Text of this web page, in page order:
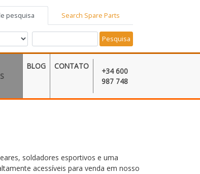
pesquisa Search Spare Parts
Pesquisa
BLOG CONTATO
+34 600
987 748
soldadores esportivos e uma
acessíveis para venda em nosso